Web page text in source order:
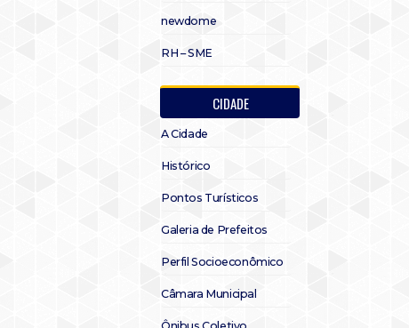
newdome
RH – SME
CIDADE
A Cidade
Histórico
Pontos Turísticos
Galeria de Prefeitos
Perfil Socioeconômico
Câmara Municipal